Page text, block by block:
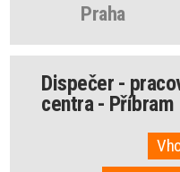
Praha
Dispečer -
centra - Příbram